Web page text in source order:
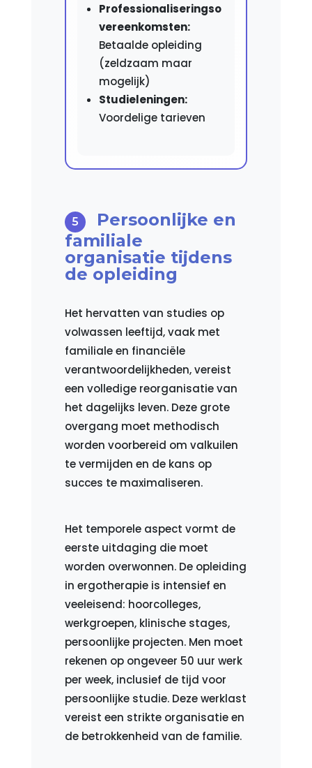
Professionaliseringso
vereenkomsten:
Betaalde opleiding
(zeldzaam maar
mogelijk)
Studieleningen:
Voordelige tarieven
Persoonlijke en
familiale
organisatie tijdens
de opleiding
Het hervatten van studies op
volwassen leeftijd, vaak met
familiale en financiële
verantwoordelijkheden, vereist
een volledige reorganisatie van
het dagelijks leven. Deze grote
overgang moet methodisch
worden voorbereid om valkuilen
te vermijden en de kans op
succes te maximaliseren.
Het temporele aspect vormt de
eerste uitdaging die moet
worden overwonnen. De opleiding
in ergotherapie is intensief en
veeleisend: hoorcolleges,
werkgroepen, klinische stages,
persoonlijke projecten. Men moet
rekenen op ongeveer 50 uur werk
per week, inclusief de tijd voor
persoonlijke studie. Deze werklast
vereist een strikte organisatie en
de betrokkenheid van de familie.